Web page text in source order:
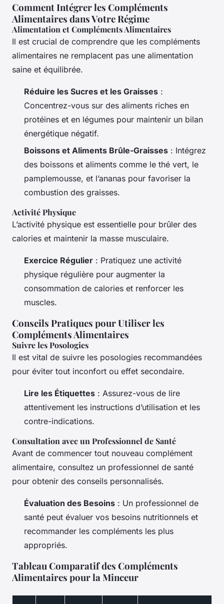
Comment Intégrer les Compléments
Alimentaires dans Votre Régime
Alimentation et Compléments Alimentaires
Il est crucial de comprendre que les compléments
alimentaires ne remplacent pas une alimentation
saine et équilibrée.
Réduire les Sucres et les Graisses :
Concentrez-vous sur des aliments riches en
protéines et en légumes pour maintenir un bilan
énergétique négatif.
Boissons et Aliments Brûle-Graisses : Intégrez
des boissons et aliments comme le thé vert, le
pamplemousse, et l’ananas pour favoriser la
combustion des graisses.
Activité Physique
L’activité physique est essentielle pour brûler des
calories et maintenir la masse musculaire.
Exercice Régulier : Pratiquez une activité
physique régulière pour augmenter la
consommation de calories et renforcer les
muscles.
Conseils Pratiques pour Utiliser les
Compléments Alimentaires
Suivre les Posologies
Il est vital de suivre les posologies recommandées
pour éviter tout inconfort ou effet secondaire.
Lire les Étiquettes : Assurez-vous de lire
attentivement les instructions d’utilisation et les
contre-indications.
Consultation avec un Professionnel de Santé
Avant de commencer tout nouveau complément
alimentaire, consultez un professionnel de santé
pour obtenir des conseils personnalisés.
Évaluation des Besoins : Un professionnel de
santé peut évaluer vos besoins nutritionnels et
recommander les compléments les plus
appropriés.
Tableau Comparatif des Compléments
Alimentaires pour la Minceur